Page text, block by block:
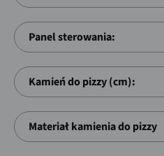
Panel sterowania:
Kamień do pizzy (cm):
Materiał kamienia do pizzy